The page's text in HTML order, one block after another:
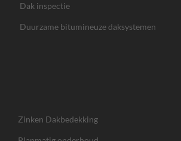
Dak inspectie
Duurzame bitumineuze daksystemen
Zinken Dakbedekking